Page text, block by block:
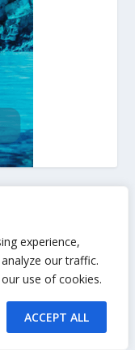
experience,
our traffic.
use of cookies.
ACCEPT ALL
trgovine
ima sve
za palete za